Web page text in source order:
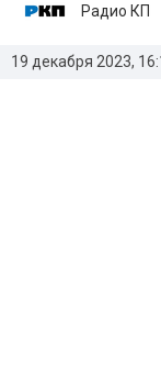
19 декабря 2023,
Радио КП